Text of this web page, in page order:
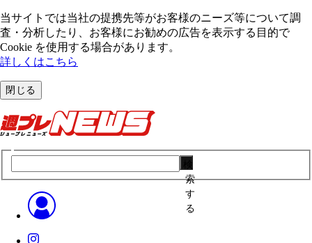
当サイトでは当社の提携先等がお客様のニーズ等について調
査・分析したり、お客様にお勧めの広告を表⽰する⽬的で
Cookie を使⽤する場合があります。
詳しくはこちら
閉じる
索
す
る